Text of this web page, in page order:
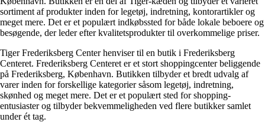
sortiment af produkter inden for legetøj, indretning, kontorartikler og
meget mere. Det er et populært indkøbssted for både lokale beboere og
besøgende, der leder efter kvalitetsprodukter til overkommelige priser.
Tiger Frederiksberg Center henviser til en butik i Frederiksberg
Centeret. Frederiksberg Centeret er et stort shoppingcenter beliggende
på Frederiksberg, København. Butikken tilbyder et bredt udvalg af
varer inden for forskellige kategorier såsom legetøj, indretning,
skønhed og meget mere. Det er et populært sted for shopping-
entusiaster og tilbyder bekvemmeligheden ved flere butikker samlet
under ét tag.